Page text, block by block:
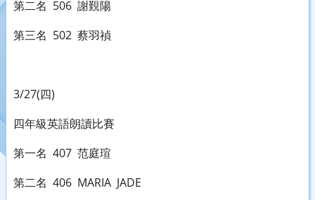
第二名 506 謝覲陽
第三名 502 蔡羽禎
3/27(四)
四年級英語朗讀比賽
第一名 407 范庭瑄
第二名 406 MARIA JADE